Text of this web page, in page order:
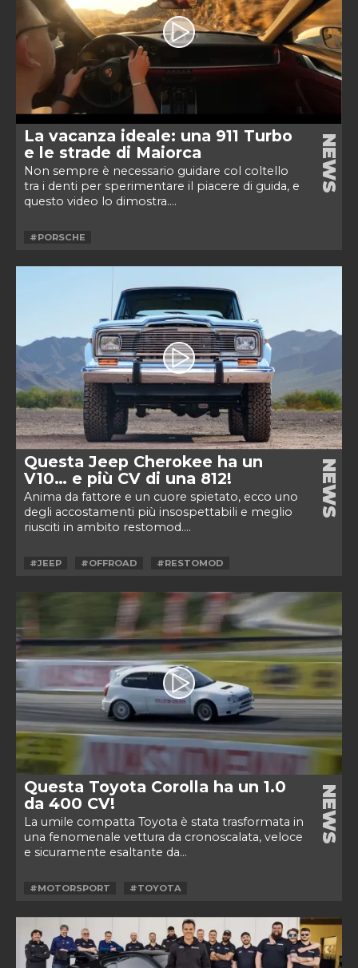
La vacanza ideale: una 911 Turbo
e le strade di Maiorca
Non sempre è necessario guidare col coltello
tra i denti per sperimentare il piacere di guida, e
questo video lo dimostra....
NEWS
#PORSCHE
Questa Jeep Cherokee ha un
V10… e più CV di una 812!
Anima da fattore e un cuore spietato, ecco uno
degli accostamenti più insospettabili e meglio
riusciti in ambito restomod....
NEWS
#JEEP #OFFROAD #RESTOMOD
Questa Toyota Corolla ha un 1.0
da 400 CV!
La umile compatta Toyota è stata trasformata in
una fenomenale vettura da cronoscalata, veloce
e sicuramente esaltante da...
NEWS
#MOTORSPORT #TOYOTA